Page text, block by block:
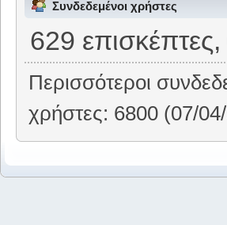
Συνδεδεμένοι χρήστες
629
Περισσότεροι
χρήστες: 6800 (07/